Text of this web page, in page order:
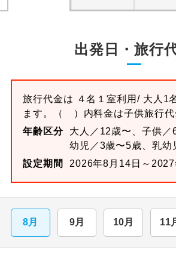
出発日・旅行
旅行代金は ４名１室利用/ 大人1
ます。
（ ）内料金は子供旅行代
年齢区分
大人／12歳〜、子供／
幼児／3歳〜5歳、乳幼
設定期間
2026年8月14日～2027
8月 9月 10月 11